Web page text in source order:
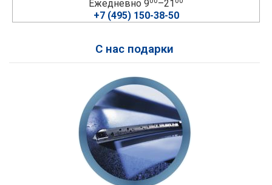
Ежедневно 9 –21
+7 (495) 150-38-50
С нас подарки